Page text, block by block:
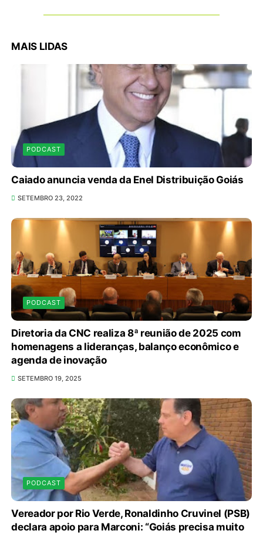
MAIS LIDAS
PODCAST
Caiado anuncia venda da Enel Distribuição Goiás
SETEMBRO 23, 2022
PODCAST
Diretoria da CNC realiza 8ª reunião de 2025 com
homenagens a lideranças, balanço econômico e
agenda de inovação
SETEMBRO 19, 2025
PODCAST
Vereador por Rio Verde, Ronaldinho Cruvinel (PSB)
declara apoio para Marconi: “Goiás precisa muito